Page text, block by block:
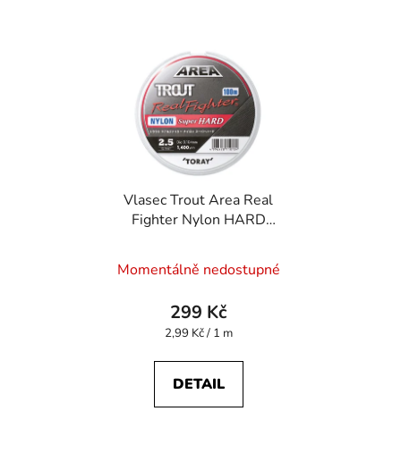
Vlasec Trout Area Real
Fighter Nylon HARD
Momentálně nedostupné
299 Kč
Měrná
2,99 Kč / 1 m
DETAIL